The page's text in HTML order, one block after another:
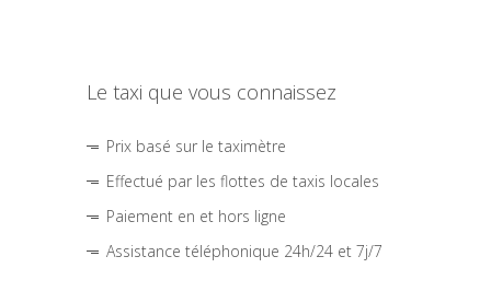
Le taxi que vous connaissez
Prix basé sur le taximètre
Effectué par les flottes de taxis locales
Paiement en et hors ligne
Assistance téléphonique 24h/24 et 7j/7